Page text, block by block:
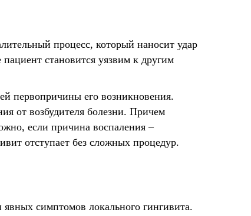
процесс, который наносит удар
становится уязвим к другим
первопричины его возникновения.
от возбудителя болезни. Причем
если причина воспаления –
отступает без сложных процедур.
симптомов локального гингивита.